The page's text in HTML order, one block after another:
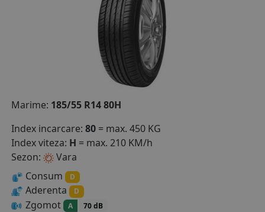
B2B - COLABORARE COMPANII
CONTACT
Marime: 185/55 R14 80H
Index incarcare: 80 = max. 450 KG
Index viteza: H = max. 210 KM/h
Sezon:
Vara
Consum
D
Aderenta D
Zgomot A 70 dB